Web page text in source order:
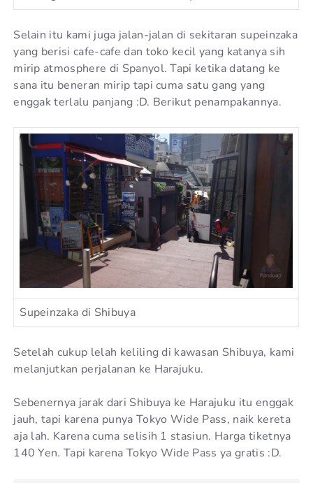
Selain itu kami juga jalan-jalan di sekitaran supeinzaka
yang berisi cafe-cafe dan toko kecil yang katanya sih
mirip atmosphere di Spanyol. Tapi ketika datang ke
sana itu beneran mirip tapi cuma satu gang yang
enggak terlalu panjang :D. Berikut penampakannya.
Supeinzaka di Shibuya
Setelah cukup lelah keliling di kawasan Shibuya, kami
melanjutkan perjalanan ke Harajuku.
Sebenernya jarak dari Shibuya ke Harajuku itu enggak
jauh, tapi karena punya Tokyo Wide Pass, naik kereta
aja lah. Karena cuma selisih 1 stasiun. Harga tiketnya
140 Yen. Tapi karena Tokyo Wide Pass ya gratis :D.